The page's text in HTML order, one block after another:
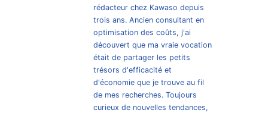
rédacteur chez Kawaso depuis
trois ans. Ancien consultant en
optimisation des coûts, j'ai
découvert que ma vraie vocation
était de partager les petits
trésors d'efficacité et
d'économie que je trouve au fil
de mes recherches. Toujours
curieux de nouvelles tendances,